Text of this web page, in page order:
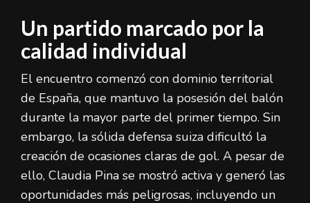
Un partido marcado por la
calidad individual
El encuentro comenzó con dominio territorial
de España, que mantuvo la posesión del balón
durante la mayor parte del primer tiempo. Sin
embargo, la sólida defensa suiza dificultó la
creación de ocasiones claras de gol. A pesar de
ello, Claudia Pina se mostró activa y generó las
oportunidades más peligrosas, incluyendo un